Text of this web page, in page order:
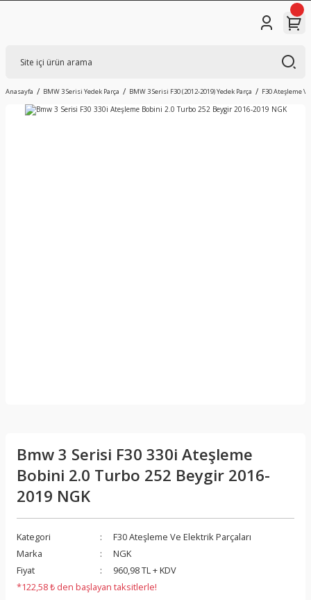
Anasayfa BMW 3 Serisi Yedek Parça BMW 3 Serisi F30 (2012-2019) Yedek Parça F30 Ateşleme
Bmw 3 Serisi F30 330i Ateşleme
Bobini 2.0 Turbo 252 Beygir 2016-
2019 NGK
Kategori
F30 Ateşleme Ve Elektrik Parçaları
Marka
NGK
Fiyat
960,98 TL + KDV
*122,58 ₺ den başlayan taksitlerle!